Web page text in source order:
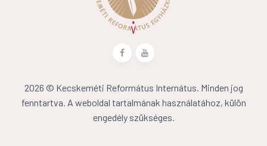
2026 © Kecskeméti Református Internátus. Minden jog
fenntartva. A weboldal tartalmának használatához, külön
engedély szükséges.